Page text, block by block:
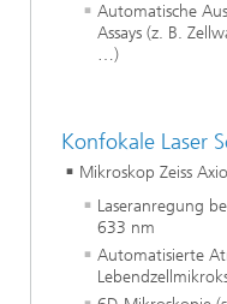
Automatische
Assays (z. B.
…)
Konfokale Laser
Mikroskop Zeiss
Laseranregung
633 nm
Automatisierte